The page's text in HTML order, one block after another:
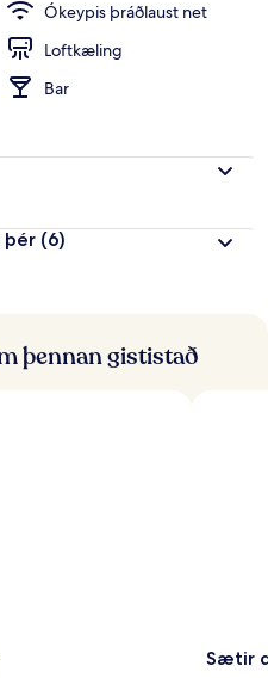
Ókeypis þráðlaust net
Loftkæling
Bar
þér (6)
þennan gististað
Sætir